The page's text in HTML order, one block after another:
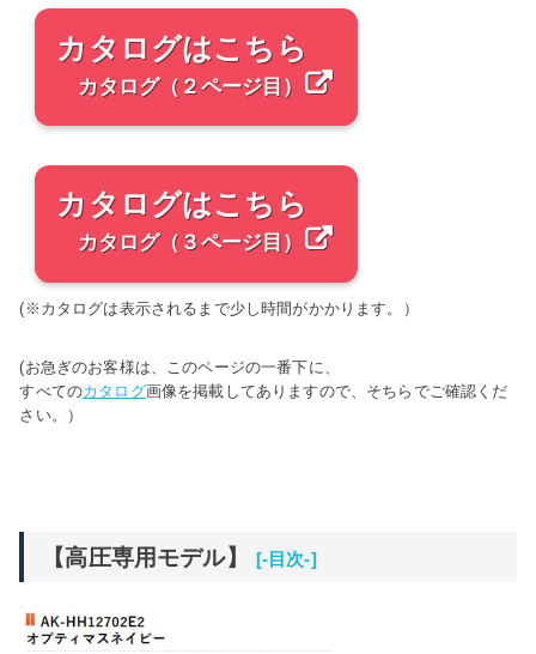
カタログはこちら
カタログ（２ページ目）
カタログはこちら
カタログ（３ページ目）
(※カタログは表示されるまで少し時間がかかります。）
(お急ぎのお客様は、このページの一番下に、
すべてのカタログ画像を掲載してありますので、そちらでご確認くだ
さい。）
【高圧専用モデル】 [-目次-]